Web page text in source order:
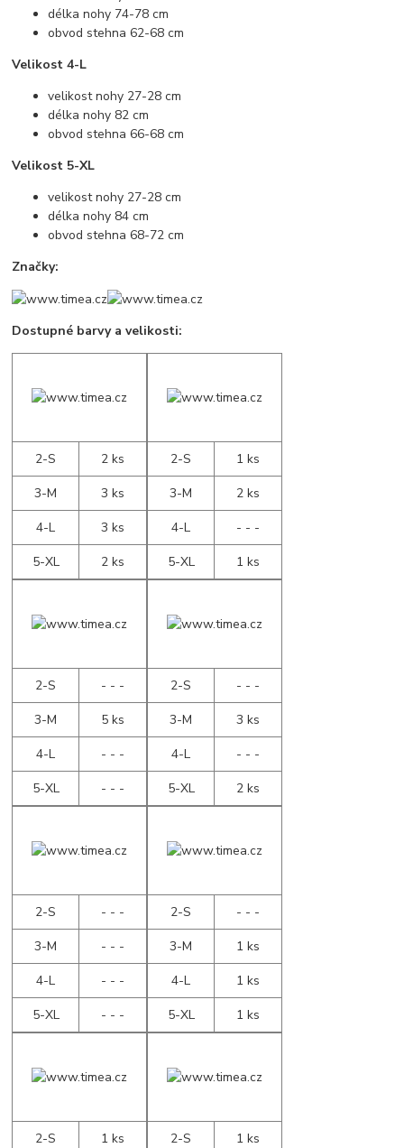
délka nohy 74-78 cm
obvod stehna 62-68 cm
Velikost 4-L
velikost nohy 27-28 cm
délka nohy 82 cm
obvod stehna 66-68 cm
Velikost 5-XL
velikost nohy 27-28 cm
délka nohy 84 cm
obvod stehna 68-72 cm
Značky:
Dostupné barvy a velikosti:
2-S
2 ks
3-M
3 ks
4-L
3 ks
5-XL
2 ks
2-S
1 ks
3-M
2 ks
4-L
- - -
5-XL
1 ks
2-S
- - -
3-M
5 ks
4-L
- - -
5-XL
- - -
2-S
- - -
3-M
3 ks
4-L
- - -
5-XL
2 ks
2-S
- - -
3-M
- - -
4-L
- - -
5-XL
- - -
2-S
- - -
3-M
1 ks
4-L
1 ks
5-XL
1 ks
2-S
1 ks
2-S
1 ks